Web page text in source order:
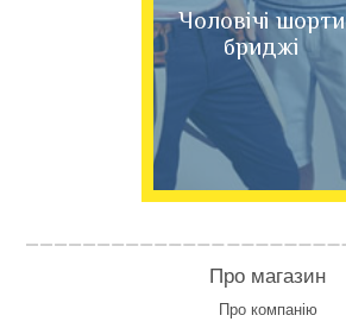
Чоловічі шорти
бриджі
Про магазин
Про компанію